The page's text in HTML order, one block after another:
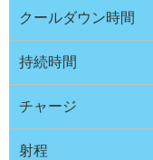
クールダウン時間
持続時間
チャージ
射程